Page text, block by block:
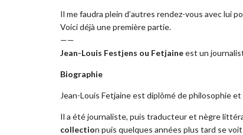
Il me faudra plein d’autres rendez-vous avec lui
Voici déjà une première partie.
——
Jean-Louis Festjens ou Fetjaineest un
Biographie
Jean-Louis Fetjaine est diplômé de philosophie et
Il a été journaliste, puis traducteur et nègre
collection puis quelques années plus tard se